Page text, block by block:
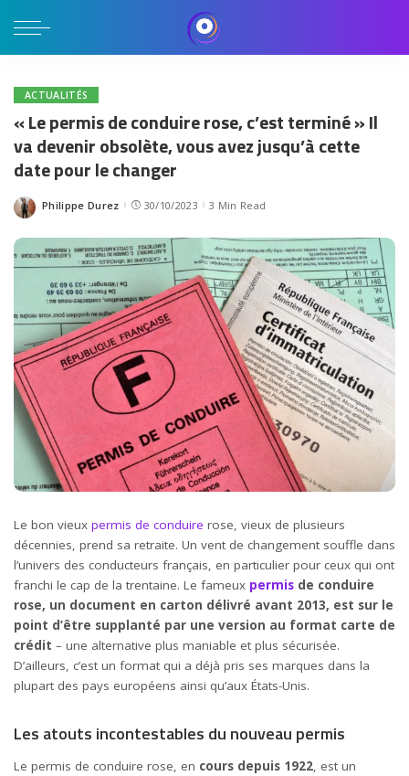
ACTUALITÉS
« Le permis de conduire rose, c’est terminé » Il
va devenir obsolète, vous avez jusqu’à cette
date pour le changer
Posted
Philippe Durez 30/10/2023 3 Min Read
Le bon vieux permis de conduire rose, vieux de plusieurs
décennies, prend sa retraite. Un vent de changement souffle dans
l’univers des conducteurs français, en particulier pour ceux qui ont
franchi le cap de la trentaine. Le fameux permis de conduire
rose, un document en carton délivré avant 2013, est sur le
point d’être supplanté par une version au format carte de
crédit – une alternative plus maniable et plus sécurisée.
D’ailleurs, c’est un format qui a déjà pris ses marques dans la
plupart des pays européens ainsi qu’aux États-Unis.
Les atouts incontestables du nouveau permis
Le permis de conduire rose, en cours depuis 1922 , est un